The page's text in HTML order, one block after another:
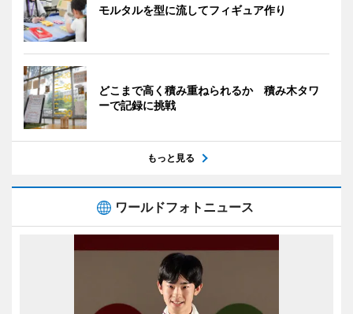
モルタルを型に流してフィギュア作り
どこまで高く積み重ねられるか 積み木タワ
ーで記録に挑戦
もっと見る
ワールドフォトニュース